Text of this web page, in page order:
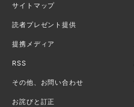
サイトマップ
読者プレゼント提供
提携メディア
RSS
その他、お問い合わせ
お詫びと訂正